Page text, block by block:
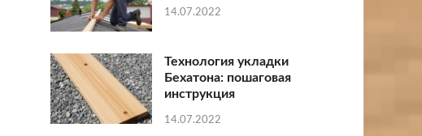
14.07.2022
Технология укладки
Бехатона: пошаговая
инструкция
14.07.2022